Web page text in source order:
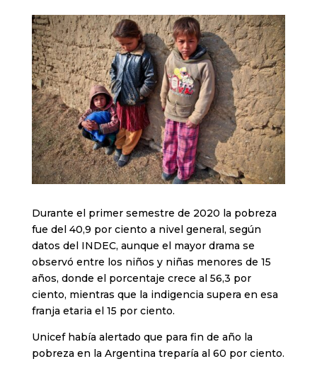
Durante el primer semestre de 2020 la pobreza
fue del 40,9 por ciento a nivel general, según
datos del INDEC, aunque el mayor drama se
observó entre los niños y niñas menores de 15
años, donde el porcentaje crece al 56,3 por
ciento, mientras que la indigencia supera en esa
franja etaria el 15 por ciento.
Unicef había alertado que para fin de año la
pobreza en la Argentina treparía al 60 por ciento.